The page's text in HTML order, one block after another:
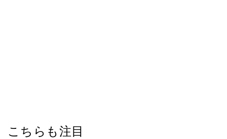
こちらも注目